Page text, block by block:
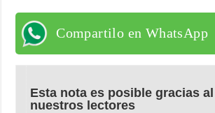
Compartilo en WhatsApp
Esta nota es posible gracias
nuestros lectores